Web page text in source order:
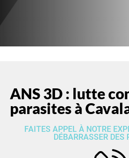
ANS 3D : lutte
parasites à
FAITES APPEL À NOTRE
DÉBARRASSER DES